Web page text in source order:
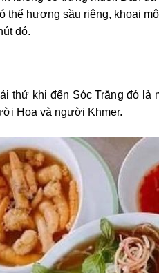
hương sầu riêng, khoai
đó.
thử khi đến Sóc Trăng đó
Hoa và người Khmer.